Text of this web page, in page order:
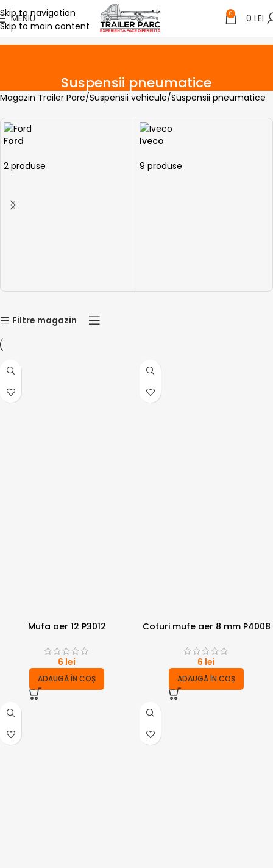
Skip to navigation
Skip to main content
MENIU 0 0 LEI
Suspensii pneumatice
Magazin Trailer Parc Suspensii vehicule Suspensii pneumatice
Ford
2 produse
Iveco
9 produse
Filtre magazin
Mufa aer 12 P3012
6 lei
ADAUGĂ ÎN COȘ
Coturi mufe aer 8 mm P4008
6 lei
ADAUGĂ ÎN COȘ